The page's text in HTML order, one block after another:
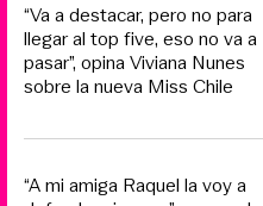
“Va a destacar, pero no para
llegar al top five, eso no va a
pasar”, opina Viviana Nunes
sobre la nueva Miss Chile
“A mi amiga Raquel la voy a